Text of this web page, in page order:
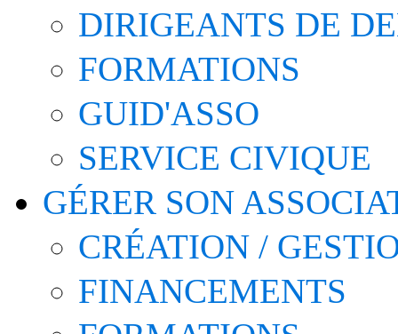
DIRIGEANTS DE
FORMATIONS
GUID'ASSO
SERVICE CIVIQUE
GÉRER SON
CRÉATION /
FINANCEMENTS